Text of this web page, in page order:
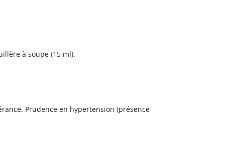
à soupe (15 ml).
Prudence en hypertension (présence